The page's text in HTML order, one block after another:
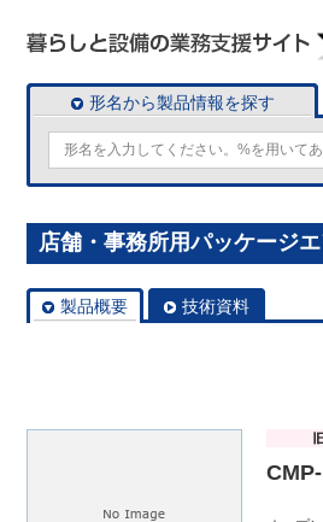
形名から製品情報を探す
店舗・事務所用パッケージ
製品概要 技術資料